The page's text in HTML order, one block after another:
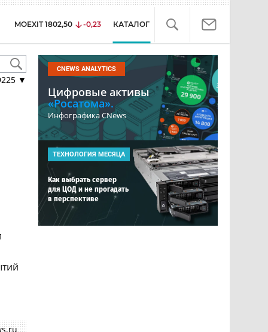
MOEXIT 1802,50 -0,23 КАТАЛОГ
▼
CNEWS ANALYTICS
Цифровые активы
«Росатома».
Инфографика CNews
ТЕХНОЛОГИЯ МЕСЯЦА
Как выбрать сервер
для ЦОД и не прогадать
в перспективе